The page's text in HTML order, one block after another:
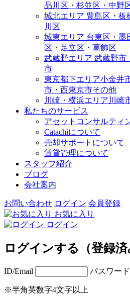
品川区・杉並区・中野
城北エリア 豊島区・板
川区
城東エリア 台東区・墨
区・足立区・葛飾区
武蔵野エリア 武蔵野市
市
東京都下エリア小金井
市・西東京市その他
川崎・横浜エリア 川崎
私たちのサービス
アセットコンサルティ
Catachiについて
売却サポートについて
賃貸管理について
スタッフ紹介
ブログ
会社案内
お問い合わせ ログイン 会員登録
お気に入り
ログイン
ログインする（登録済
ID/Email パスワード
※半角英数字4文字以上